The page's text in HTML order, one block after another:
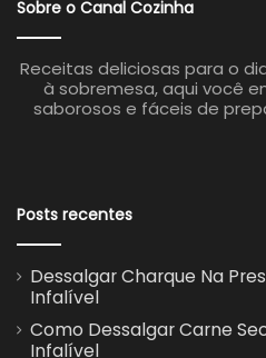
Sobre o Canal Cozinha
Receitas deliciosas para o
à sobremesa, aqui você
saborosos e fáceis de
Posts recentes
Dessalgar Charque Na
Infalível
Como Dessalgar Carne
Infalível